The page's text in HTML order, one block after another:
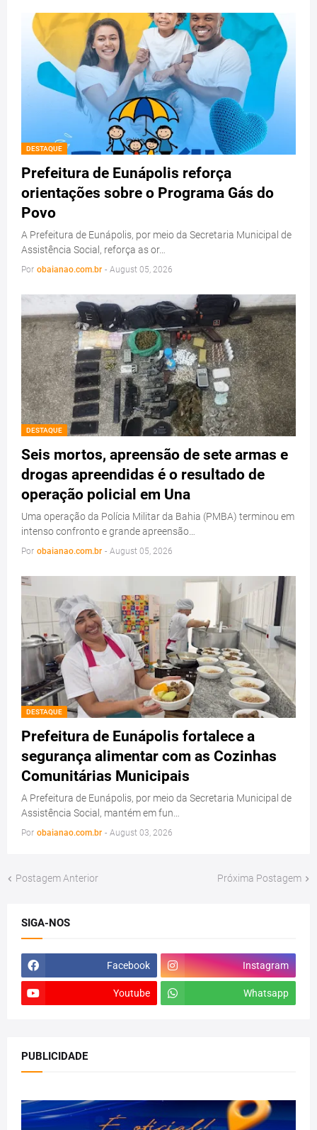
DESTAQUE
Prefeitura de Eunápolis reforça
orientações sobre o Programa Gás do
Povo
A Prefeitura de Eunápolis, por meio da Secretaria Municipal de
Assistência Social, reforça as or…
Por obaianao.com.br - August 05, 2026
DESTAQUE
Seis mortos, apreensão de sete armas e
drogas apreendidas é o resultado de
operação policial em Una
Uma operação da Polícia Militar da Bahia (PMBA) terminou em
intenso confronto e grande apreensão…
Por obaianao.com.br - August 05, 2026
DESTAQUE
Prefeitura de Eunápolis fortalece a
segurança alimentar com as Cozinhas
Comunitárias Municipais
A Prefeitura de Eunápolis, por meio da Secretaria Municipal de
Assistência Social, mantém em fun…
Por obaianao.com.br - August 03, 2026
Postagem Anterior Próxima Postagem
SIGA-NOS
Facebook Instagram
Youtube Whatsapp
PUBLICIDADE